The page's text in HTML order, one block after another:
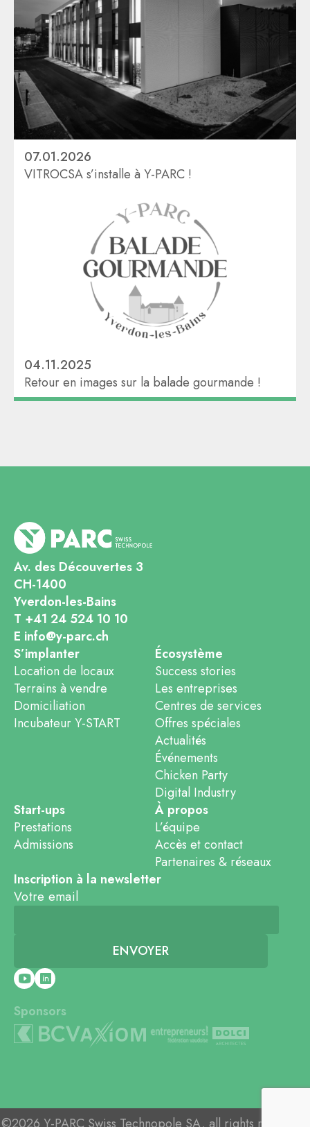
07.01.2026
VITROCSA s’installe à Y-PARC !
04.11.2025
Retour en images sur la balade gourmande !
Av. des Découvertes 3
CH-1400
Yverdon-les-Bains
T +41 24 524 10 10
E info@y-parc.ch
S’implanter
Location de locaux
Terrains à vendre
Domiciliation
Incubateur Y-START
Écosystème
Success stories
Les entreprises
Centres de services
Offres spéciales
Actualités
Événements
Chicken Party
Digital Industry
Start-ups
Prestations
Admissions
À propos
L’équipe
Accès et contact
Partenaires & réseaux
Inscription à la newsletter
Votre email
Sponsors
©2026 Y-PARC Swiss Technopole SA, all rights reserved.